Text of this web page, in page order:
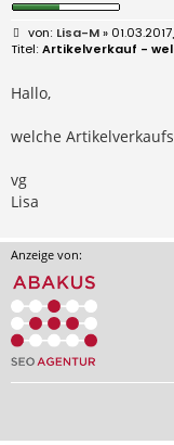
B
e
i
r
a
Lisa-M»
Artikelverkauf -
Hallo,
welche
vg
Lisa
Anzeige von: